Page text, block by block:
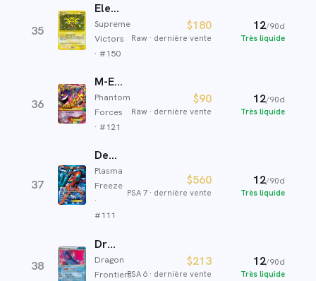
35
Electhor
Supreme
Victors
· #150
$180
Raw · dernière vente
12/90d
Très liquide
36
M-Ectoplasma EX
Phantom
Forces
· #121
$90
Raw · dernière vente
12/90d
Très liquide
37
Deoxys-EX
Plasma
Freeze
·
#111
$560
PSA 7 · dernière vente
12/90d
Très liquide
38
Drattak ex δ
Dragon
Frontiers
$213
PSA 6 · dernière vente
12/90d
Très liquide